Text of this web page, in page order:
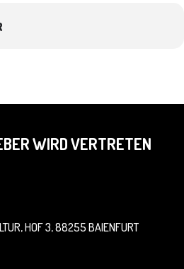
WIRD VERTRETEN
HOF 3, 88255 BAIENFURT